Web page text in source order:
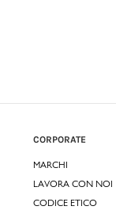
CORPORATE
MARCHI
LAVORA CON NOI
CODICE ETICO